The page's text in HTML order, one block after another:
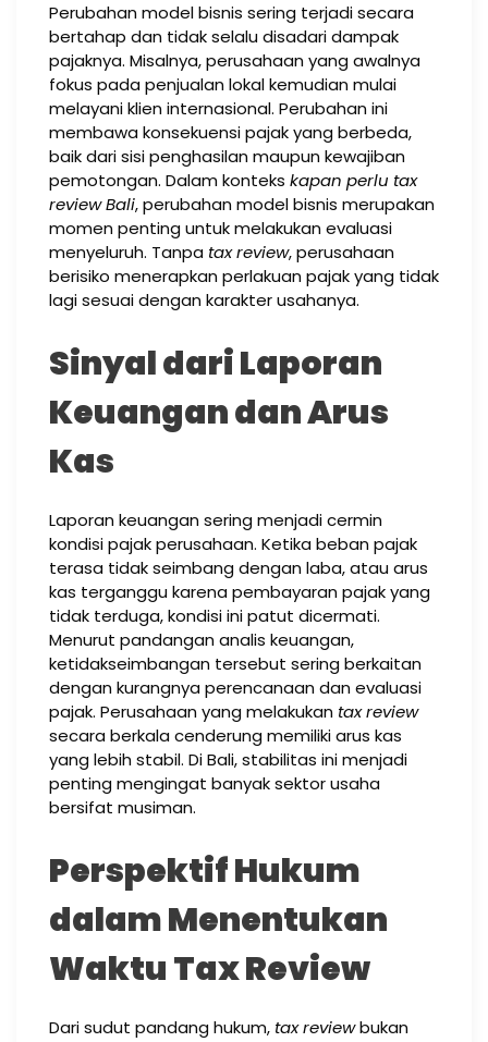
Perubahan model bisnis sering terjadi secara
bertahap dan tidak selalu disadari dampak
pajaknya. Misalnya, perusahaan yang awalnya
fokus pada penjualan lokal kemudian mulai
melayani klien internasional. Perubahan ini
membawa konsekuensi pajak yang berbeda,
baik dari sisi penghasilan maupun kewajiban
pemotongan. Dalam konteks kapan perlu tax
review Bali, perubahan model bisnis merupakan
momen penting untuk melakukan evaluasi
menyeluruh. Tanpa tax review, perusahaan
berisiko menerapkan perlakuan pajak yang tidak
lagi sesuai dengan karakter usahanya.
Sinyal dari Laporan
Keuangan dan Arus
Kas
Laporan keuangan sering menjadi cermin
kondisi pajak perusahaan. Ketika beban pajak
terasa tidak seimbang dengan laba, atau arus
kas terganggu karena pembayaran pajak yang
tidak terduga, kondisi ini patut dicermati.
Menurut pandangan analis keuangan,
ketidakseimbangan tersebut sering berkaitan
dengan kurangnya perencanaan dan evaluasi
pajak. Perusahaan yang melakukan tax review
secara berkala cenderung memiliki arus kas
yang lebih stabil. Di Bali, stabilitas ini menjadi
penting mengingat banyak sektor usaha
bersifat musiman.
Perspektif Hukum
dalam Menentukan
Waktu Tax Review
Dari sudut pandang hukum, tax reviewbukan